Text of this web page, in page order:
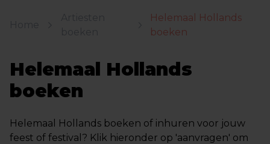
Helemaal Hollands
boeken
Helemaal Hollands
boeken
Helemaal Hollands boeken of inhuren voor jouw
feest of festival? Klik hieronder op 'aanvragen' om